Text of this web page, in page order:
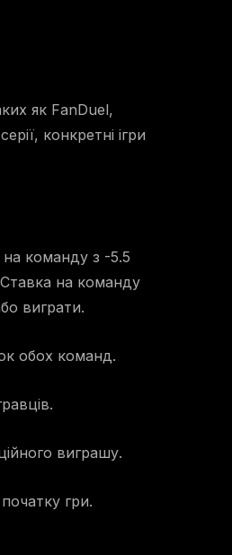
як FanDuel,
конкретні ігри
команду з -5.5
на команду
виграти.
обох команд.
виграшу.
гри.